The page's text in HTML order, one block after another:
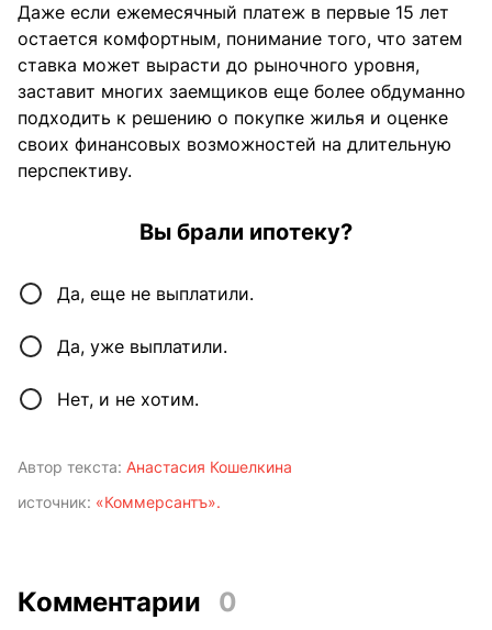
Даже если ежемесячный платеж в первые 15 лет
остается комфортным, понимание того, что затем
ставка может вырасти до рыночного уровня,
заставит многих заемщиков еще более обдуманно
подходить к решению о покупке жилья и оценке
своих финансовых возможностей на длительную
перспективу.
Вы брали ипотеку?
Да, еще не выплатили.
Да, уже выплатили.
Нет, и не хотим.
Автор текста: Анастасия Кошелкина
источник: «Коммерсантъ».
Комментарии 0